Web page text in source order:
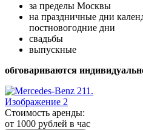
за пределы Москвы
на праздничные дни
постновогодние дни
свадьбы
выпускные
обговариваются
Стоимость аренды:
от 1000 рублей в час